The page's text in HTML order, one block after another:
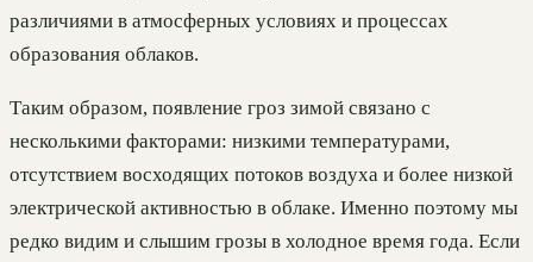
различиями в атмосферных условиях и процессах
образования облаков.
Таким образом, появление гроз зимой связано с
несколькими факторами: низкими температурами,
отсутствием восходящих потоков воздуха и более низкой
электрической активностью в облаке. Именно поэтому мы
редко видим и слышим грозы в холодное время года. Если